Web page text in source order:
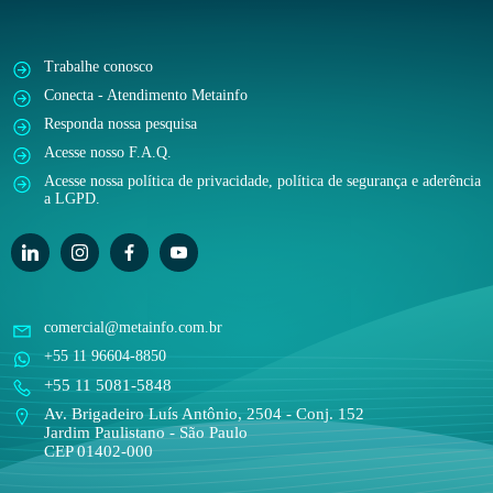
comercial@metainfo.com.br
+55 11 96604-8850
+55 11 5081-5848
Av. Brigadeiro Luís Antônio, 2504 - Conj. 152
Jardim Paulistano - São Paulo
CEP 01402-000
Trabalhe conosco
Conecta - Atendimento Metainfo
Responda nossa pesquisa
Acesse nosso F.A.Q.
Acesse nossa política de privacidade, política de segurança e aderência
a LGPD.